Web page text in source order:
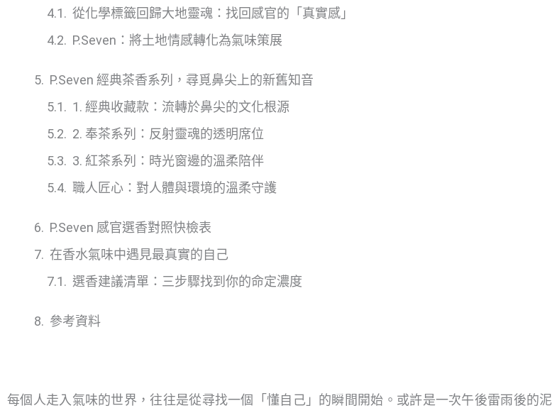
從化學標籤回歸大地靈魂：找回感官的「真實感」
P.Seven：將土地情感轉化為氣味策展
P.Seven 經典茶香系列，尋覓鼻尖上的新舊知音
1. 經典收藏款：流轉於鼻尖的文化根源
2. 奉茶系列：反射靈魂的透明席位
3. 紅茶系列：時光窗邊的溫柔陪伴
職人匠心：對人體與環境的溫柔守護
P.Seven 感官選香對照快檢表
在香水氣味中遇見最真實的自己
選香建議清單：三步驟找到你的命定濃度
參考資料
每個人走入氣味的世界，往往是從尋找一個「懂自己」的瞬間開始。或許是一次午後雷雨後的泥